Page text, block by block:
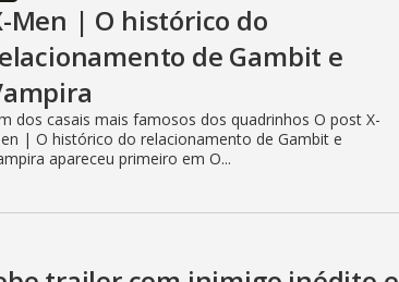
Men | O histórico do
de Gambit e
dos casais mais famosos dos quadrinhos O post X-
| O histórico do relacionamento de Gambit e
apareceu primeiro em O...